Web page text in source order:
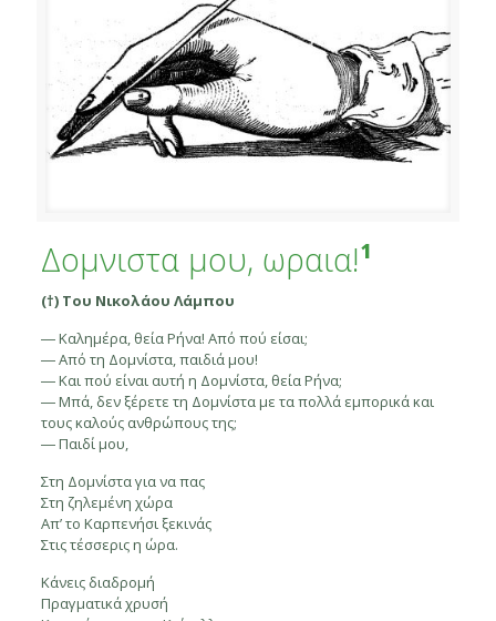
Δομνιστα μου, ωραια!¹
(†) Του Νικολάου Λάμπου
― Καλημέρα, θεία Ρήνα! Από πού είσαι;
― Από τη Δομνίστα, παιδιά μου!
― Και πού είναι αυτή η Δομνίστα, θεία Ρήνα;
― Μπά, δεν ξέρετε τη Δομνίστα με τα πολλά εμπορικά και
τους καλούς ανθρώπους της;
― Παιδί μου,
Στη Δομνίστα για να πας
Στη ζηλεμένη χώρα
Απ’ το Καρπενήσι ξεκινάς
Στις τέσσερις η ώρα.
Κάνεις διαδρομή
Πραγματικά χρυσή